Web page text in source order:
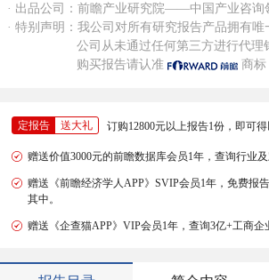
· 出品公司：前瞻产业研究院——中国产业咨询
· 特别声明：我公司对所有研究报告产品拥有唯
公司从未通过任何第三方进行代理
购买报告请认准
商标
定报告 送大礼 订购12800元以上报告1份，即可
赠送价值3000元的前瞻数据库会员1年，查询行业及
赠送《前瞻经济学人APP》SVIP会员1年，免费报
其中。
赠送《企查猫APP》VIP会员1年，查询3亿+工商企